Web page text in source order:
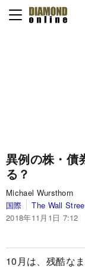
異例の株・債
る？
Michael Wursthorn
国際
The Wall
2018年11月1日 7:12
10月は、残酷な